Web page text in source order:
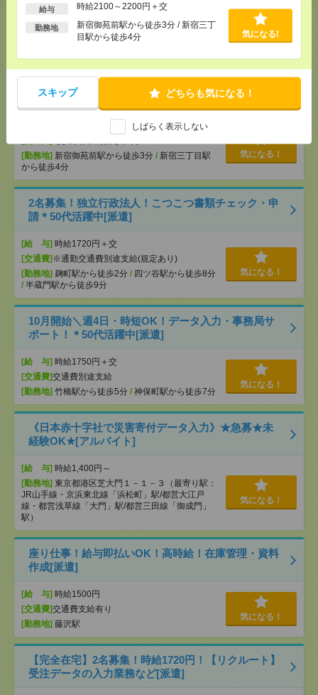
給与 時給2100～2200円＋交
勤務地
新宿御苑前駅から徒歩3分 / 新宿三丁
目駅から徒歩4分
気になる!
スキップ どちらも気になる！
しばらく表示しない
[給 与]無資格未経験：時給1500円～ ■週払い
OK ■扶養内OK ■日収1万2000円以上
[交通費] 交通費全額支給
気になる！
《完全在宅×時短日短OK》Wワーク可〇Web広告運
用サポート[派遣]
時給2100～2200円＋交
[勤務地] 新宿御苑前駅から徒歩3分 / 新宿三丁目駅
から徒歩4分
気になる！
2名募集！独立行政法人！こつこつ書類チェック・申
請＊50代活躍中[派遣]
[給 与] 時給1720円＋交
[交通費] ※通勤交通費別途支給(規定あり)
[勤務地] 麹町駅から徒歩2分 / 四ツ谷駅から徒歩8分
/ 半蔵門駅から徒歩9分
気になる！
10月開始＼週4日・時短OK！データ入力・事務局サ
ポート！＊50代活躍中[派遣]
[給 与] 時給1750円＋交
[交通費]交通費別途支給
[勤務地] 竹橋駅から徒歩5分 / 神保町駅から徒歩7分
気になる！
《日本赤十字社で災害寄付データ入力》★急募★未
経験OK★[アルバイト]
[給 与] 時給1,400円～
[勤務地] 東京都港区芝大門１－１－３（最寄り駅：
JR山手線・京浜東北線「浜松町」駅/都営大江戸
線・都営浅草線「⼤⾨」駅/都営三田線「御成⾨」
駅）
気になる！
座り仕事！給与即払いOK！高時給！在庫管理・資料
作成[派遣]
[給 与] 時給1500円
[交通費]交通費支給有り
[勤務地] 藤沢駅
気になる！
【完全在宅】2名募集！時給1720円！【リクルート】
受注データの入力業務など[派遣]